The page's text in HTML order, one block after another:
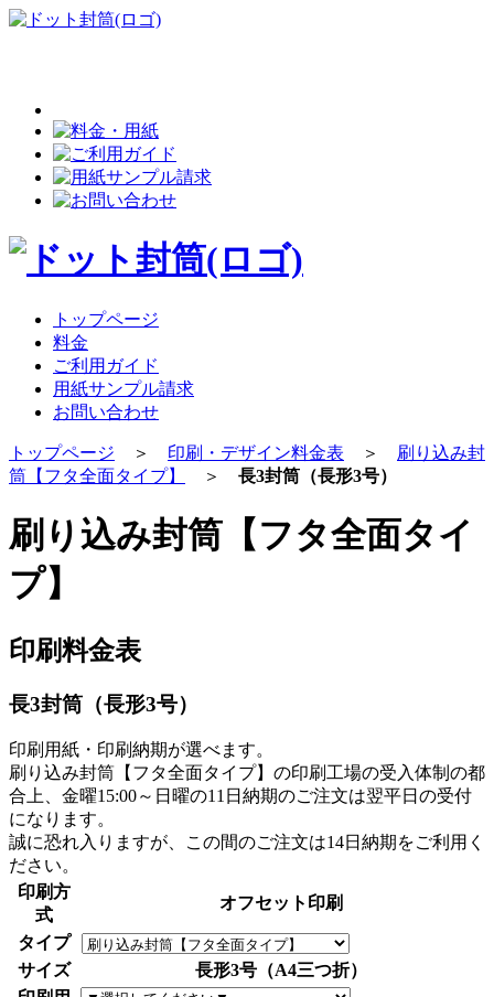
トップページ
料金
ご利用ガイド
用紙サンプル請求
お問い合わせ
トップページ ＞ 印刷・デザイン料金表 ＞ 刷り込み封
筒【フタ全面タイプ】
＞ 長3封筒（長形3号）
刷り込み封筒【フタ全面タイ
プ】
印刷料金表
長3封筒（長形3号）
印刷用紙・印刷納期が選べます。
刷り込み封筒【フタ全面タイプ】の印刷工場の受入体制の都
合上、金曜15:00～日曜の11日納期のご注文は翌平日の受付
になります。
誠に恐れ入りますが、この間のご注文は14日納期 をご利用く
ださい。
印刷方
式
オフセット印刷
タイプ
サイズ
長形3号（A4三つ折）